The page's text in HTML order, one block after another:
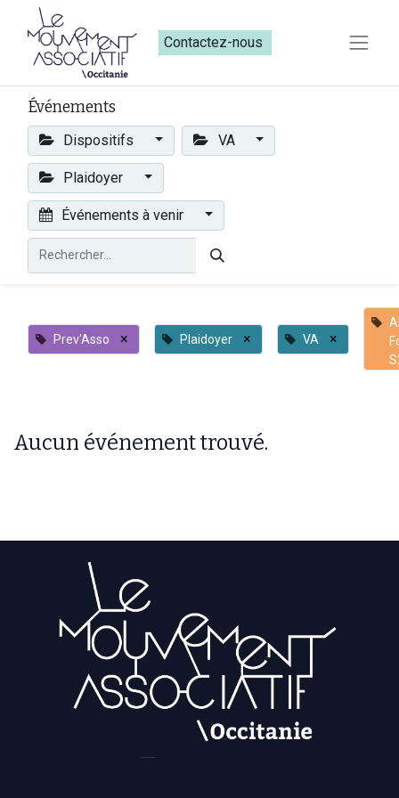
Contactez-nous​​
Événements
Dispositifs VA
Plaidoyer
Événements à venir
Prev'Asso × Plaidoyer × VA ×
Aucun événement trouvé.